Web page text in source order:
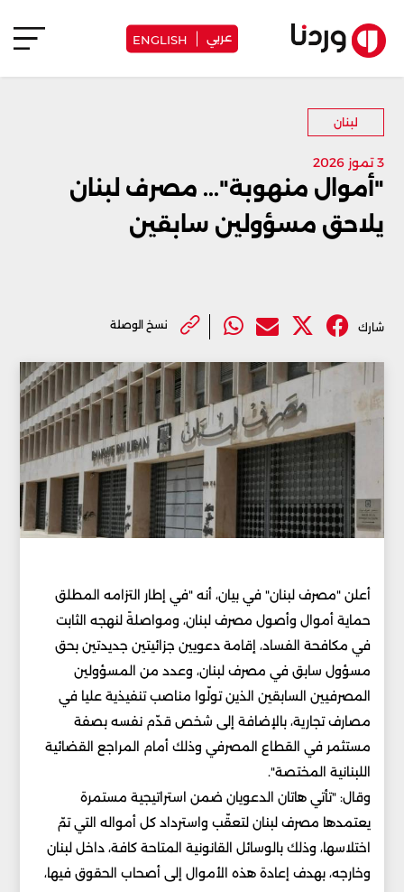
عربي ENGLISH
لبنان
3 تموز 2026
"أموال منهوبة"... مصرف لبنان
يلاحق مسؤولين سابقين
شارك نسخ الوصلة
أعلن "مصرف لبنان" في بيان، أنه "في إطار التزامه المطلق
حماية أموال وأصول مصرف لبنان، ومواصلةً لنهجه الثابت
في مكافحة الفساد، إقامة دعويين جزائيتين جديدتين بحق
مسؤول سابق في مصرف لبنان، وعدد من المسؤولين
المصرفيين السابقين الذين تولّوا مناصب تنفيذية عليا في
مصارف تجارية، بالإضافة إلى شخص قدّم نفسه بصفة
مستثمر في القطاع المصرفي وذلك أمام المراجع القضائية
اللبنانية المختصة".
وقال: "تأتي هاتان الدعويان ضمن استراتيجية مستمرة
يعتمدها مصرف لبنان لتعقّب واسترداد كل أمواله التي تمّ
اختلاسها، وذلك بالوسائل القانونية المتاحة كافة، داخل لبنان
وخارجه، بهدف إعادة هذه الأموال إلى أصحاب الحقوق فيها،